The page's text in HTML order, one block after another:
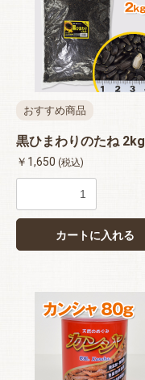
おすすめ商品
黒ひまわりのたね 2kg
￥1,650 (税込)
カートに入れる